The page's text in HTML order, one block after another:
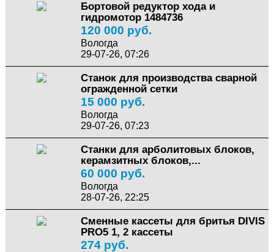
Бортовой редуктор хода и
гидромотор 1484736
120 000 руб.
Вологда
29-07-26, 07:26
Станок для производства сварной
огражденной сетки
15 000 руб.
Вологда
29-07-26, 07:23
Станки для арболитовых блоков,
керамзитных блоков,...
60 000 руб.
Вологда
28-07-26, 22:25
Сменные кассеты для бритья DIVIS
PRO5 1, 2 кассеты
274 руб.